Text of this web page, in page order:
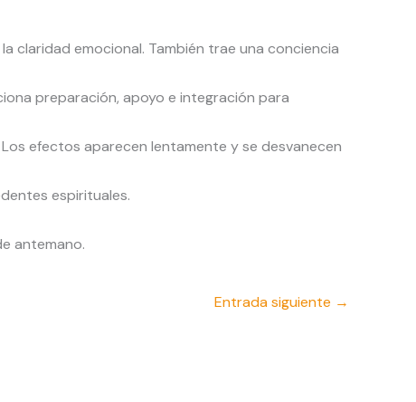
claridad emocional. También trae una conciencia
preparación, apoyo e integración para
efectos aparecen lentamente y se desvanecen
espirituales.
antemano.
Entrada siguiente →